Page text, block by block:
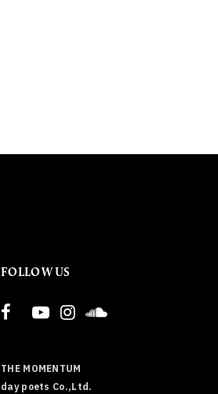
FOLLOW US
THE MOMENTUM
day poets Co.,Ltd.